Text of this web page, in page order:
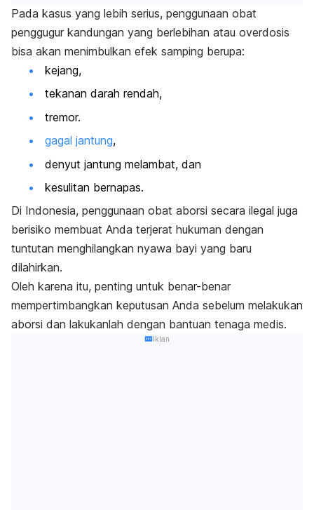
Pada kasus yang lebih serius, penggunaan obat
penggugur kandungan yang berlebihan atau overdosis
bisa akan menimbulkan efek samping berupa:
kejang,
tekanan darah rendah,
tremor.
gagal jantung,
denyut jantung melambat, dan
kesulitan bernapas.
Di Indonesia, penggunaan obat aborsi secara ilegal juga
berisiko membuat Anda terjerat hukuman dengan
tuntutan menghilangkan nyawa bayi yang baru
dilahirkan.
Oleh karena itu, penting untuk benar-benar
mempertimbangkan keputusan Anda sebelum melakukan
aborsi dan lakukanlah dengan bantuan tenaga medis.
Iklan